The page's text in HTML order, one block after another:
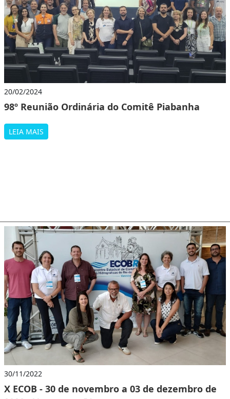
20/02/2024
98º Reunião Ordinária do Comitê Piabanha
LEIA MAIS
30/11/2022
X ECOB - 30 de novembro a 03 de dezembro de